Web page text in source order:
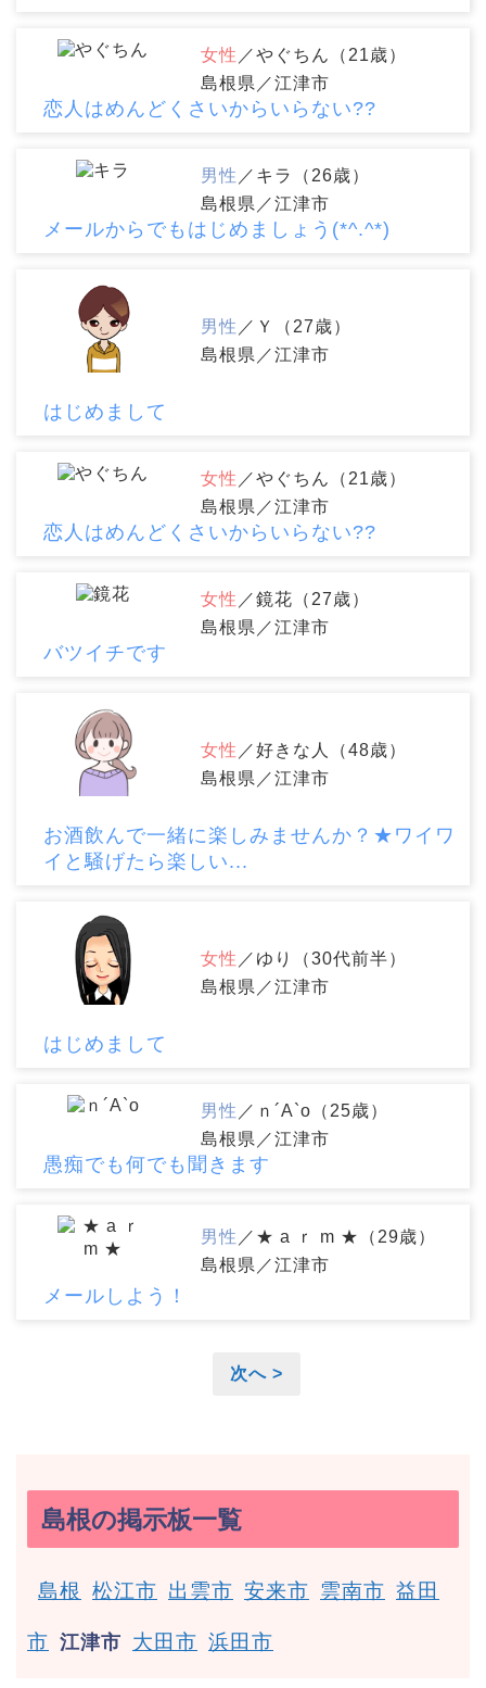
女性 ／やぐちん（21歳）
島根県／江津市
恋人はめんどくさいからいらない??
男性 ／キラ（26歳）
島根県／江津市
メールからでもはじめましょう(*^.^*)
男性 ／Ｙ（27歳）
島根県／江津市
はじめまして
女性 ／やぐちん（21歳）
島根県／江津市
恋人はめんどくさいからいらない??
女性 ／鏡花（27歳）
島根県／江津市
バツイチです
女性 ／好きな人（48歳）
島根県／江津市
お酒飲んで一緒に楽しみませんか？★ワイワ
イと騒げたら楽しい...
女性 ／ゆり（30代前半）
島根県／江津市
はじめまして
男性 ／ｎ´A`o（25歳）
島根県／江津市
愚痴でも何でも聞きます
男性 ／★ a ｒ m ★（29歳）
島根県／江津市
メールしよう！
次へ >
島根の掲示板一覧
島根 松江市 出雲市 安来市 雲南市 益田
市 江津市 大田市 浜田市